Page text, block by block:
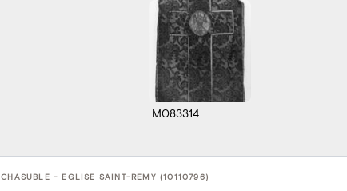
M083314
CHASUBLE - EGLISE SAINT-REMY (10110796)